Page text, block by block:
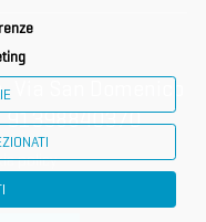
Via San Domenico
91398840370
policy